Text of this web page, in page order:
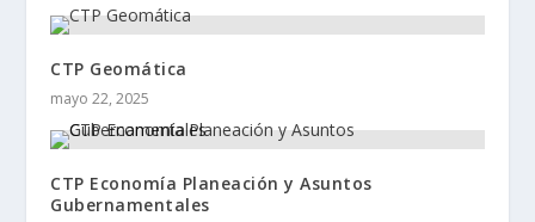
CTP Geomática
mayo 22, 2025
CTP Economía Planeación y Asuntos
Gubernamentales